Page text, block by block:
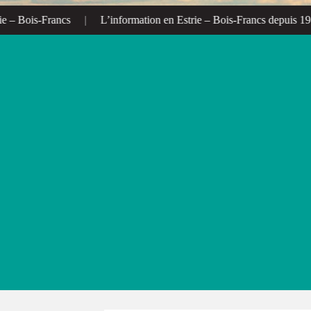
Francs | L’information en Estrie – Bois-Francs depuis 1972